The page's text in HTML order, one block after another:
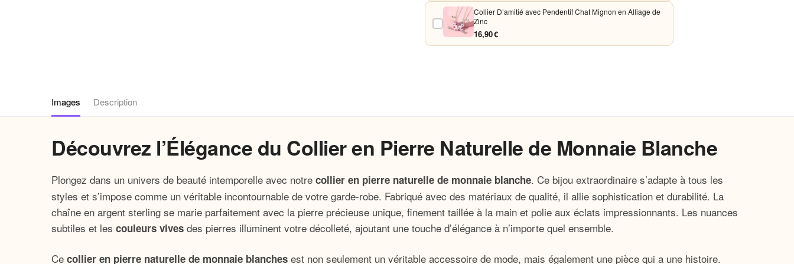
Collier D’amitié avec Pendentif Chat Mignon en Alliage de
Zinc
16,90 €
Images Description
Découvrez l’Élégance du Collier en Pierre Naturelle de Monnaie Blanche
Plongez dans un univers de beauté intemporelle avec notrecollier en pierre naturelle de monnaie blanche. Ce bijou extraordinaire s’adapte à tous les
styles et s’impose comme un véritable incontournable de votre garde-robe. Fabriqué avec des matériaux de qualité, il allie sophistication et durabilité. La
chaîne en argent sterling se marie parfaitement avec la pierre précieuse unique, finement taillée à la main et polie aux éclats impressionnants. Les nuances
subtiles et lescouleurs vives des pierres illuminent votre décolleté, ajoutant une touche d’élégance à n’importe quel ensemble.
Cecollier en pierre naturelle de monnaie blanches est non seulement un véritable accessoire de mode, mais également une pièce qui a une histoire.